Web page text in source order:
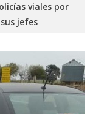
viales por
jefes